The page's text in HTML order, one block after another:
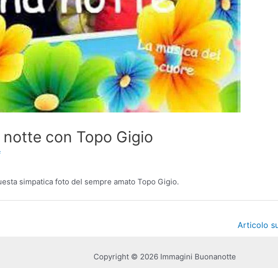
con Topo Gigio
simpatica foto del sempre amato Topo Gigio.
Articolo
Copyright © 2026 Immagini Buonanotte